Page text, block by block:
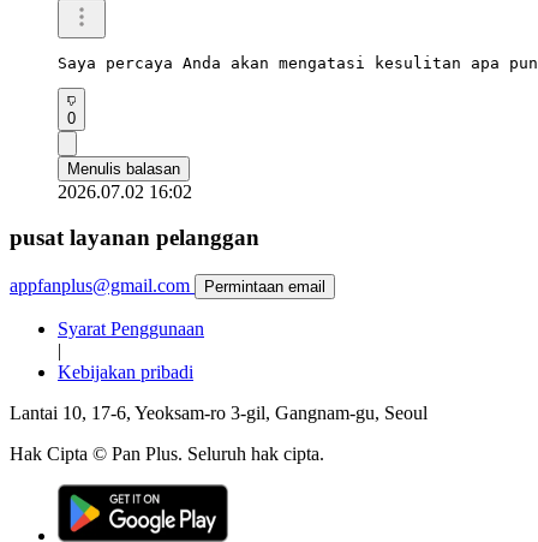
Saya percaya Anda akan mengatasi kesulitan apa
0
Menulis balasan
2026.07.02 16:02
pusat layanan pelanggan
appfanplus@gmail.com Permintaan email
Syarat Penggunaan
|
Kebijakan pribadi
Lantai 10, 17-6, Yeoksam-ro 3-gil, Gangnam-gu, Seoul
Hak Cipta © Pan Plus. Seluruh hak cipta.